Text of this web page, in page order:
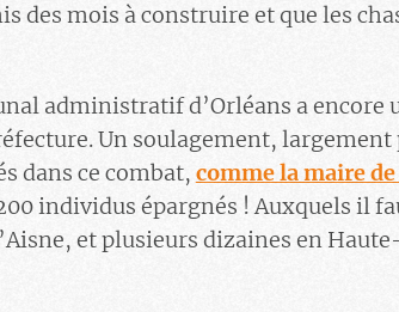
des mois à construire et que les
administratif d’Orléans a encore
Un soulagement, largement
dans ce combat, comme la maire
individus épargnés ! Auxquels il
et plusieurs dizaines en